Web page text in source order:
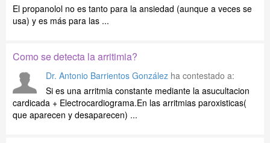
El propanolol no es tanto para la ansiedad (aunque a veces se
usa) y es más para las ...
Como se detecta la arritimia?
Dr. Antonio Barrientos González ha contestado a:
Si es una arritmia constante mediante la asucultacion
cardicada + Electrocardiograma.En las arritmias paroxisticas(
que aparecen y desaparecen) ...